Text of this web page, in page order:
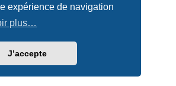
expérience de navigation
plus…
J’accepte